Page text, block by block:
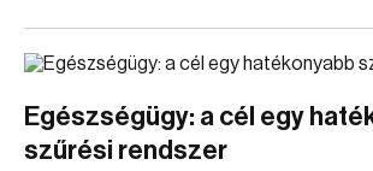
Egészségügy: a cél egy
szűrési rendszer